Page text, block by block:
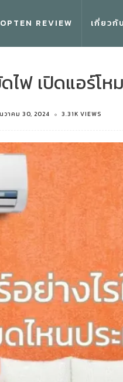
REVIEW เกี่ยวกั
ดไฟ เปิดแอร์โ
วาคม 30, 2024 3.31K VIEWS